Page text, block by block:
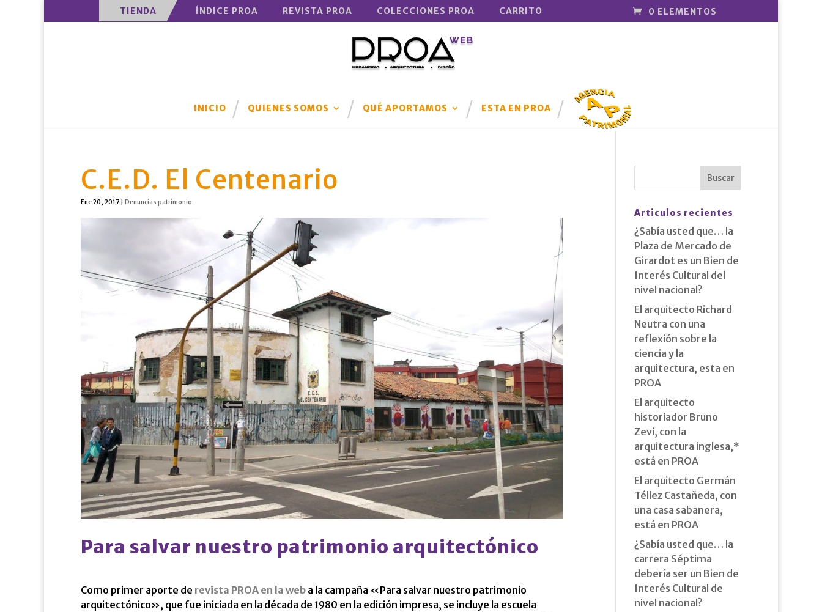
TIENDA ÍNDICE PROA REVISTA PROA COLECCIONES PROA CARRITO 0 ELEMENTOS
INICIO QUIENES SOMOS QUÉ APORTAMOS ESTA EN PROA
AGENCIA
PATRIMONI
AL
C.E.D. El Centenario
Ene 20, 2017 Denuncias patrimonio
Para salvar nuestro patrimonio arquitectónico
Como primer aporte de revista PROA en la web a la campaña «Para salvar nuestro patrimonio
arquitectónico», que fue iniciada en la década de 1980 en la edición impresa, se incluye la escuela
Articulos recientes
¿Sabía usted que… la
Plaza de Mercado de
Girardot es un Bien de
Interés Cultural del
nivel nacional?
El arquitecto Richard
Neutra con una
reflexión sobre la
ciencia y la
arquitectura, esta en
PROA
El arquitecto
historiador Bruno
Zevi, con la
arquitectura inglesa,*
está en PROA
El arquitecto Germán
Téllez Castañeda, con
una casa sabanera,
está en PROA
¿Sabía usted que… la
carrera Séptima
debería ser un Bien de
Interés Cultural de
nivel nacional?